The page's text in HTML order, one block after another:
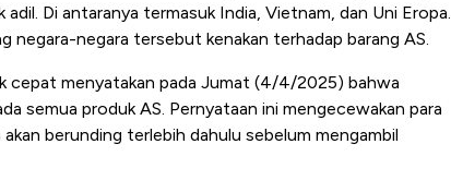
Di antaranya termasuk India, Vietnam, dan Uni Eropa.
negara-negara tersebut kenakan terhadap barang AS.
cepat menyatakan pada Jumat (4/4/2025) bahwa
semua produk AS. Pernyataan ini mengecewakan para
berunding terlebih dahulu sebelum mengambil